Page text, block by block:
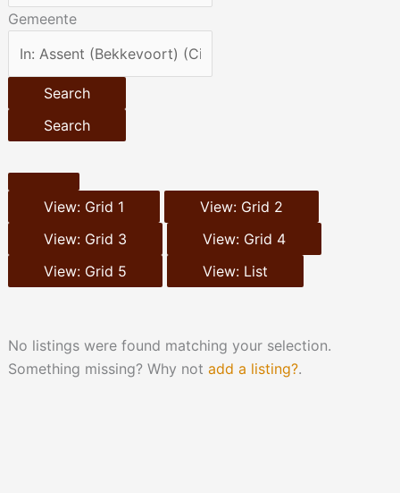
Gemeente
Search
Search
View: Grid 1
View: Grid 2
View: Grid 3
View: Grid 4
View: Grid 5
View: List
No listings were found matching your selection.
Something missing? Why not add a listing?.